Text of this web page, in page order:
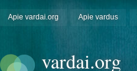
Apie vardai.org Apie vardus
vardai.org